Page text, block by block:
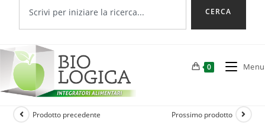
CERCA
0 Menu
Prodotto precedente Prossimo prodotto